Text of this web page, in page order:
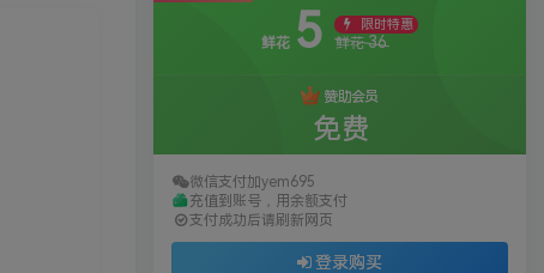
鲜花 5 限时特惠
鲜花 36
赞助会员
免费
微信支付加yem695
充值到账号，用余额支付
支付成功后请刷新网页
登录购买